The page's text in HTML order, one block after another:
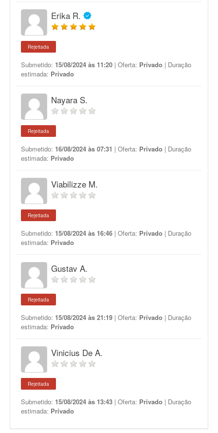
Erika R.
Rejeitada
Submetido: 15/08/2024 às 11:20 | Oferta: Privado | Duração
estimada: Privado
Nayara S.
Rejeitada
Submetido: 16/08/2024 às 07:31 | Oferta: Privado | Duração
estimada: Privado
Viabilizze M.
Rejeitada
Submetido: 15/08/2024 às 16:46 | Oferta: Privado | Duração
estimada: Privado
Gustav A.
Rejeitada
Submetido: 15/08/2024 às 21:19 | Oferta: Privado | Duração
estimada: Privado
Vinicius De A.
Rejeitada
Submetido: 15/08/2024 às 13:43 | Oferta: Privado | Duração
estimada: Privado